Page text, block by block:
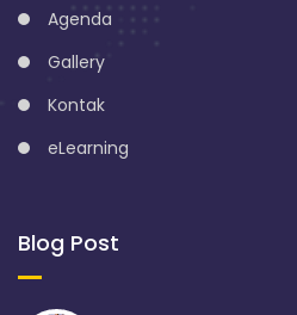
Agenda
Gallery
Kontak
eLearning
Blog Post